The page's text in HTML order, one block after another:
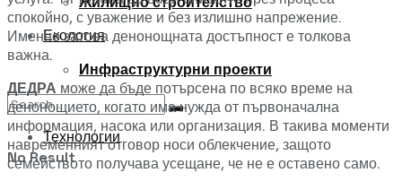
Инфраструктурни проекти
Технологии
Екология
No Result
спокойно, с уважение и без излишно напрежение.
Именно затова денонощната достъпност е толкова
важна.
ДЕДРА може да бъде потърсена по всяко време на
денонощието, когато има нужда от първоначална
информация, насока или организация. В такива моменти
навременният отговор носи облекчение, защото
семейството получава усещане, че не е оставено само.